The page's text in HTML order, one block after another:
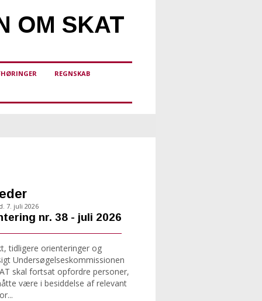
OM SKAT
REGNSKAB
7. juli 2026
nr. 38 - juli 2026
tidligere orienteringer og
Undersøgelseskommissionen
skal fortsat opfordre personer,
være i besiddelse af relevant